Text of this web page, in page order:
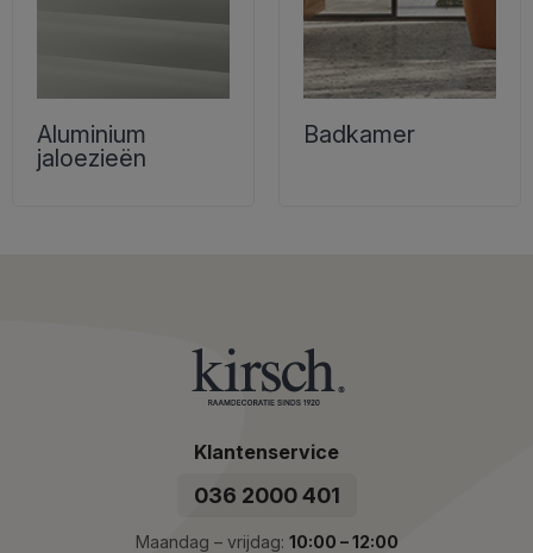
Aluminium
jaloezieën
Badkamer
Klantenservice
036 2000 401
Maandag – vrijdag: 10:00 – 12:00